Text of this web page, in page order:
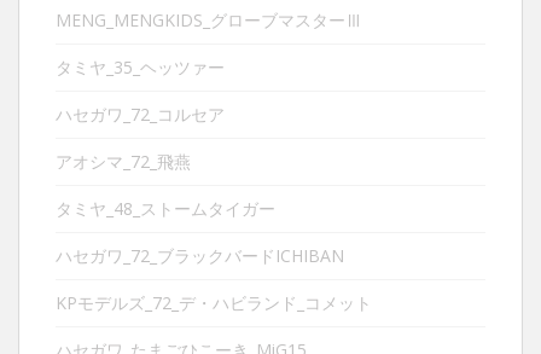
MENG_MENGKIDS_グローブマスターⅢ
タミヤ_35_ヘッツァー
ハセガワ_72_コルセア
アオシマ_72_飛燕
タミヤ_48_ストームタイガー
ハセガワ_72_ブラックバードICHIBAN
KPモデルズ_72_デ・ハビランド_コメット